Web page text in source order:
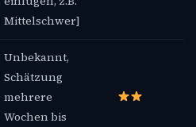
Mittelschwer]
Unbekannt,
Schätzung
mehrere
Wochen bis